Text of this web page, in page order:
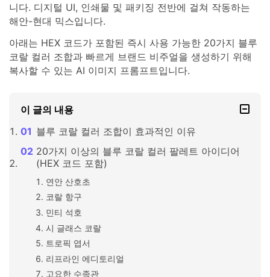
니다. 디지털 UI, 인쇄물 및 패키징 전반에 걸쳐 작동하는
해안-현대 믹스입니다.
아래는 HEX 코드가 포함된 즉시 사용 가능한 20가지 블루
코랄 컬러 조합과 빠르게 브랜드 비주얼을 생성하기 위해
복사할 수 있는 AI 이미지 프롬프트입니다.
이 글의 내용
블루 코랄 컬러 조합이 효과적인 이유
20가지 이상의 블루 코랄 컬러 팔레트 아이디어
(HEX 코드 포함)
연안 산호초
코랄 항구
민티 석호
시 글래스 코랄
트로픽 엽서
리프라인 에디토리얼
고요한 수족관